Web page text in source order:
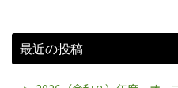
最近の投稿